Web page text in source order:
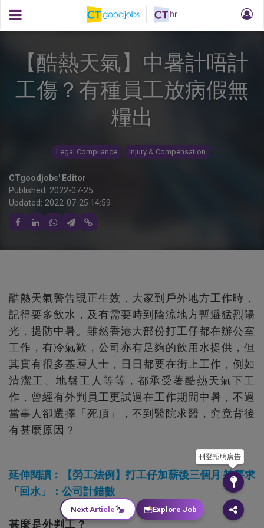
【酷熱天氣】中暑計唔計
工傷？有種員工放病假無
糧出
Legal Compliance Injury & Compensation
CTgoodjobs' Editor
Published: 2022-07-25
Updated: 2022-07-25 14:59
酷熱天氣警告現正生效，大家到戶外地方工作時，
記得要多飲水，及有需要時到陰涼地方暫避猛烈陽
光，提防中暑。雖然香港大部份打工仔都在辦公室
工作，有冷氣歎，公司亦有足夠的飲用水提供，但
其實有很多基層人士，日日都要在街上工作，例如
清潔工、地盤工人等等，都承受著酷熱天氣下工
作，曾經有外判員工更試過在工作期間中暑，不過
當事人卻選擇「死頂」，不到醫院求醫，究竟背後
有甚麼原因？
延伸閱讀︰【勞工法例】打工仔加薪後三個月 被要求
「回水」：公司計錯數
甚麼是外判工？
刊登招聘廣告
Next Article Explore Job